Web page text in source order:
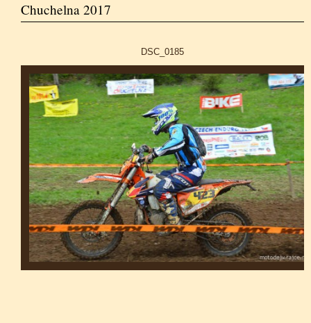
Chuchelna 2017
DSC_0185